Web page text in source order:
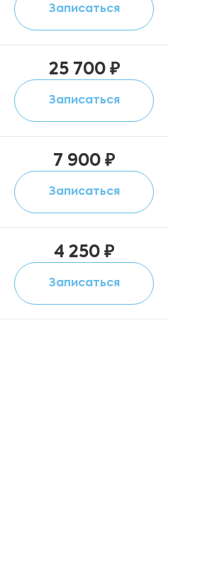
Записаться
25 700 ₽
Записаться
7 900 ₽
Записаться
4 250 ₽
Записаться